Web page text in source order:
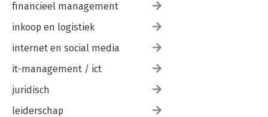
financieel management
inkoop en logistiek
internet en social media
it-management / ict
juridisch
leiderschap